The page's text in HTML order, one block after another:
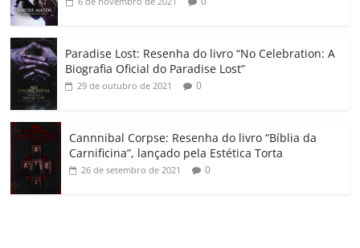
Paradise Lost: Resenha do livro “No Celebration: A
Biografia Oficial do Paradise Lost”
29 de outubro de 2021 0
Cannnibal Corpse: Resenha do livro “Bíblia da
Carnificina”, lançado pela Estética Torta
26 de setembro de 2021 0